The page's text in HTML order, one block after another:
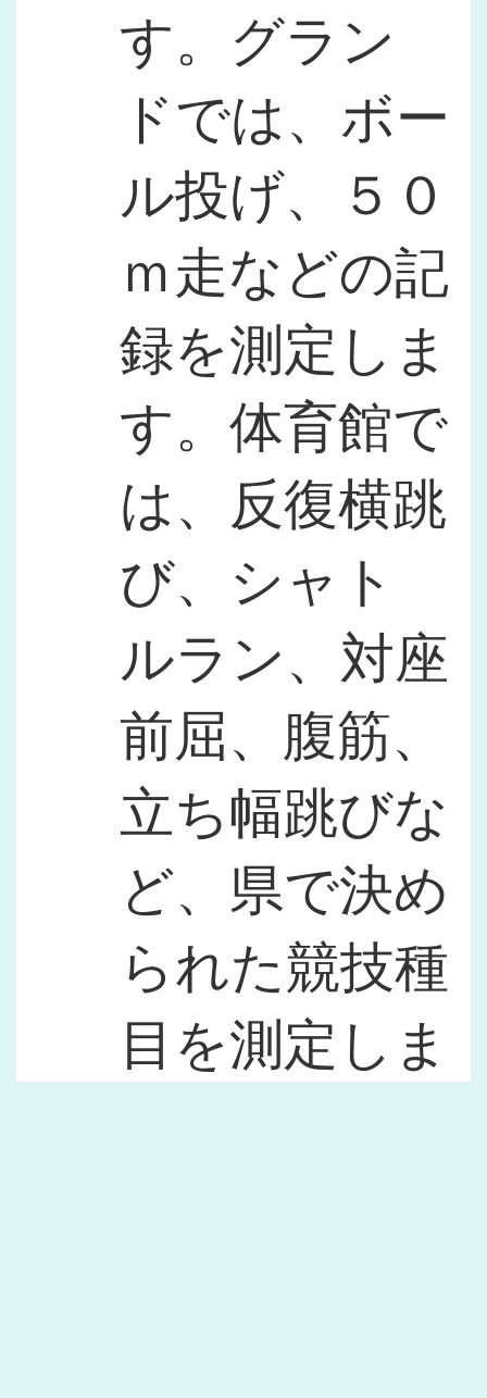
す。グラン
ドでは、ボー
ル投げ、５０
ｍ走などの記
録を測定しま
す。体育館で
は、反復横跳
び、シャト
ルラン、対座
前屈、腹筋、
立ち幅跳びな
ど、県で決め
られた競技種
目を測定しま